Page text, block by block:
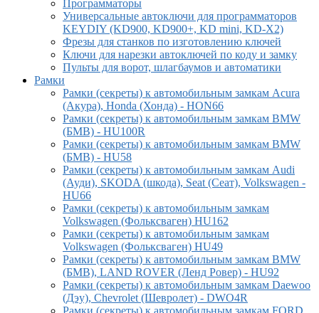
Программаторы
Универсальные автоключи для программаторов
KEYDIY (KD900, KD900+, KD mini, KD-X2)
Фрезы для станков по изготовлению ключей
Ключи для нарезки автоключей по коду и замку
Пульты для ворот, шлагбаумов и автоматики
Рамки
Рамки (секреты) к автомобильным замкам Acura
(Акура), Honda (Хонда) - HON66
Рамки (секреты) к автомобильным замкам BMW
(БМВ) - HU100R
Рамки (секреты) к автомобильным замкам BMW
(БМВ) - HU58
Рамки (секреты) к автомобильным замкам Audi
(Ауди), SKODA (шкода), Seat (Сеат), Volkswagen -
HU66
Рамки (секреты) к автомобильным замкам
Volkswagen (Фольксваген) HU162
Рамки (секреты) к автомобильным замкам
Volkswagen (Фольксваген) HU49
Рамки (секреты) к автомобильным замкам BMW
(БМВ), LAND ROVER (Ленд Ровер) - HU92
Рамки (секреты) к автомобильным замкам Daewoo
(Дэу), Chevrolet (Шевролет) - DWO4R
Рамки (секреты) к автомобильным замкам FORD